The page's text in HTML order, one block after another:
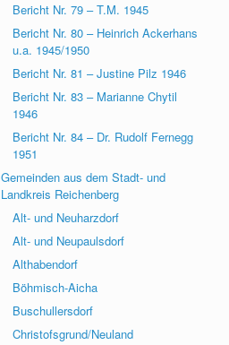
Bericht Nr. 79 – T.M. 1945
Bericht Nr. 80 – Heinrich Ackerhans
u.a. 1945/1950
Bericht Nr. 81 – Justine Pilz 1946
Bericht Nr. 83 – Marianne Chytil
1946
Bericht Nr. 84 – Dr. Rudolf Fernegg
1951
Gemeinden aus dem Stadt- und
Landkreis Reichenberg
Alt- und Neuharzdorf
Alt- und Neupaulsdorf
Althabendorf
Böhmisch-Aicha
Buschullersdorf
Christofsgrund/Neuland